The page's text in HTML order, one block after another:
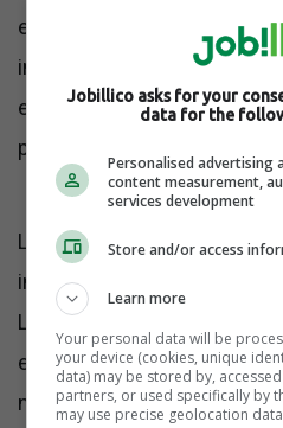
employé est devenue plate,
inéquitable. Cela traduit
employés ne croient plus
produira de meilleurs
Le terme lui-même en dit
inquiétudes du
Les entreprises ne
est accompli correctement
normales. Elles
Jobillico asks for your
data for the
Personalised advertising
content measurement,
services development
Store and/or access
Learn more
Your personal data will be
your device (cookies, unique
data) may be stored by,
partners, or used specifically by
may use precise geolocation